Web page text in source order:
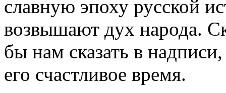
славную эпоху русской
возвышают дух народа.
бы нам сказать в
его счастливое время.